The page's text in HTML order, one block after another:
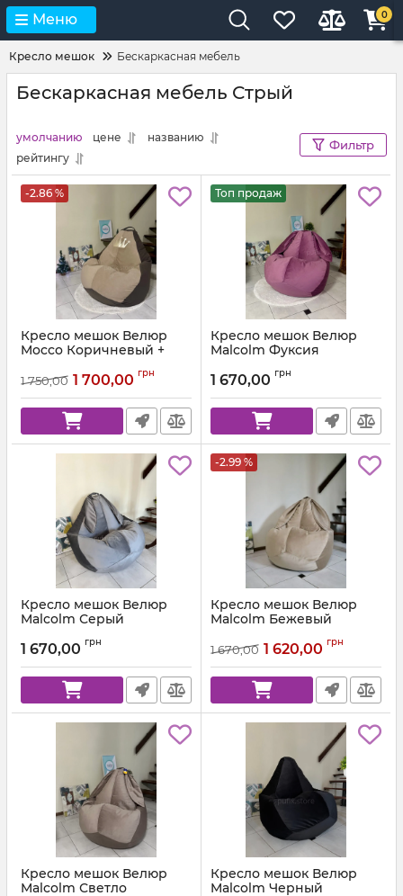
Меню 0
Кресло мешок Бескаркасная мебель
Бескаркасная мебель Стрый
умолчанию цене
названию
рейтингу
Фильтр
-2.86 %
Кресло мешок Велюр
Mocco Коричневый +
Корона
1 750,00 1 700,00 грн
Топ продаж
Кресло мешок Велюр
Malcolm Фуксия
1 670,00 грн
Кресло мешок Велюр
Malcolm Серый
1 670,00 грн
-2.99 %
Кресло мешок Велюр
Malcolm Бежевый
1 670,00 1 620,00 грн
Кресло мешок Велюр
Malcolm Светло
Кресло мешок Велюр
Malcolm Черный